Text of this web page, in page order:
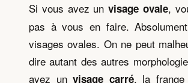
Si vous avez un visage ovale,
pas à vous en faire.
visages ovales. On ne peut
dire autant des autres
avez unvisage carré, la frange